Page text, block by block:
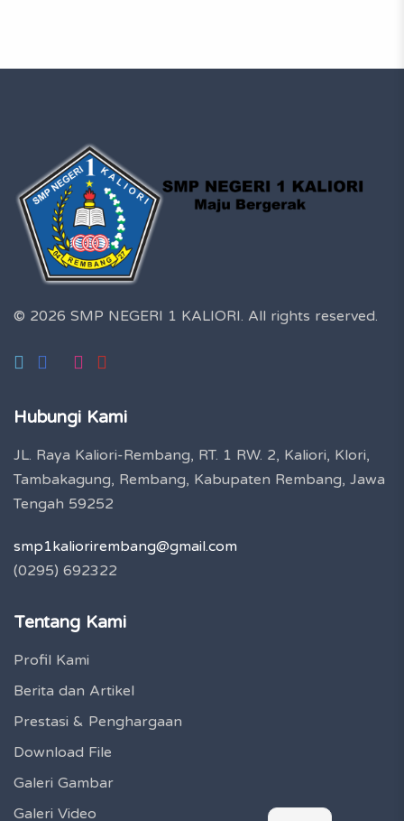
© 2026 SMP NEGERI 1 KALIORI. All rights reserved.
Hubungi Kami
JL. Raya Kaliori-Rembang, RT. 1 RW. 2, Kaliori, Klori,
Tambakagung, Rembang, Kabupaten Rembang, Jawa
Tengah 59252
smp1kaliorirembang@gmail.com
(0295) 692322
Tentang Kami
Profil Kami
Berita dan Artikel
Prestasi & Penghargaan
Download File
Galeri Gambar
Galeri Video